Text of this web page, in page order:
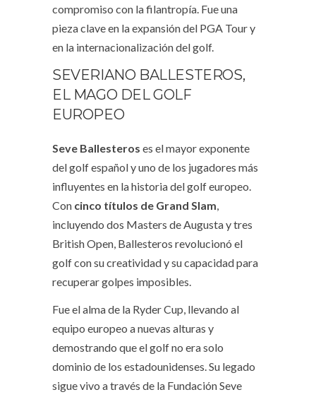
compromiso con la filantropía. Fue una
pieza clave en la expansión del PGA Tour y
en la internacionalización del golf.
SEVERIANO BALLESTEROS,
EL MAGO DEL GOLF
EUROPEO
Seve Ballesteros es el mayor exponente
del golf español y uno de los jugadores más
influyentes en la historia del golf europeo.
Con cinco títulos de Grand Slam,
incluyendo dos Masters de Augusta y tres
British Open, Ballesteros revolucionó el
golf con su creatividad y su capacidad para
recuperar golpes imposibles.
Fue el alma de la Ryder Cup, llevando al
equipo europeo a nuevas alturas y
demostrando que el golf no era solo
dominio de los estadounidenses. Su legado
sigue vivo a través de la Fundación Seve